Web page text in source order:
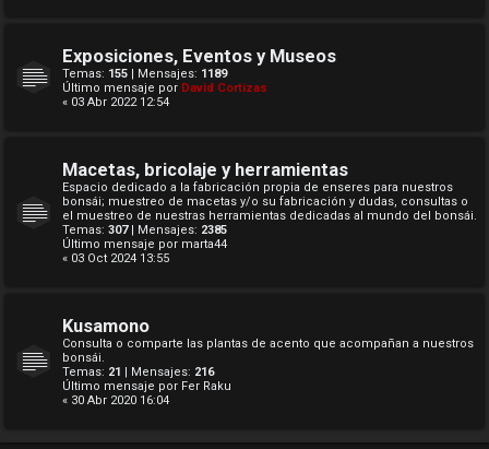
Exposiciones, Eventos y Museos
Temas: 155 | Mensajes: 1189
Último mensaje por David Cortizas
« 03 Abr 2022 12:54
Macetas, bricolaje y herramientas
Espacio dedicado a la fabricación propia de enseres para nuestros
bonsái; muestreo de macetas y/o su fabricación y dudas, consultas o
el muestreo de nuestras herramientas dedicadas al mundo del bonsái.
Temas: 307| Mensajes: 2385
Último mensaje por marta44
« 03 Oct 2024 13:55
Kusamono
Consulta o comparte las plantas de acento que acompañan a nuestros
bonsái.
Temas: 21 | Mensajes: 216
Último mensaje por Fer Raku
« 30 Abr 2020 16:04